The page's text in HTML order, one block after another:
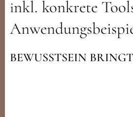
inkl. konkrete
BEWUSSTSEIN